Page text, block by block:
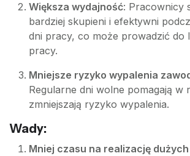
Większa wydajność: Pracownicy
bardziej skupieni i efektywni
dni pracy, co może prowadzić do
pracy.
Mniejsze ryzyko wypalenia
Regularne dni wolne pomagają w
zmniejszają ryzyko wypalenia.
Wady:
Mniej czasu na realizację